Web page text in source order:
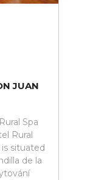
JUAN
Spa
Rural
situated
de la